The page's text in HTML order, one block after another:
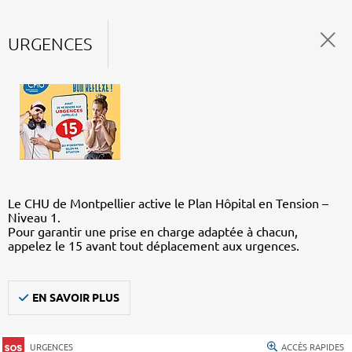
URGENCES
Le CHU de Montpellier active le Plan Hôpital en Tension –
Niveau 1.
Pour garantir une prise en charge adaptée à chacun,
appelez le 15 avant tout déplacement aux urgences.
EN SAVOIR PLUS
URGENCES ACCÈS RAPIDES